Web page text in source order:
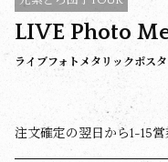
LIVE Photo
ライブフォトメタリックポス
注文確定の翌日から1-15